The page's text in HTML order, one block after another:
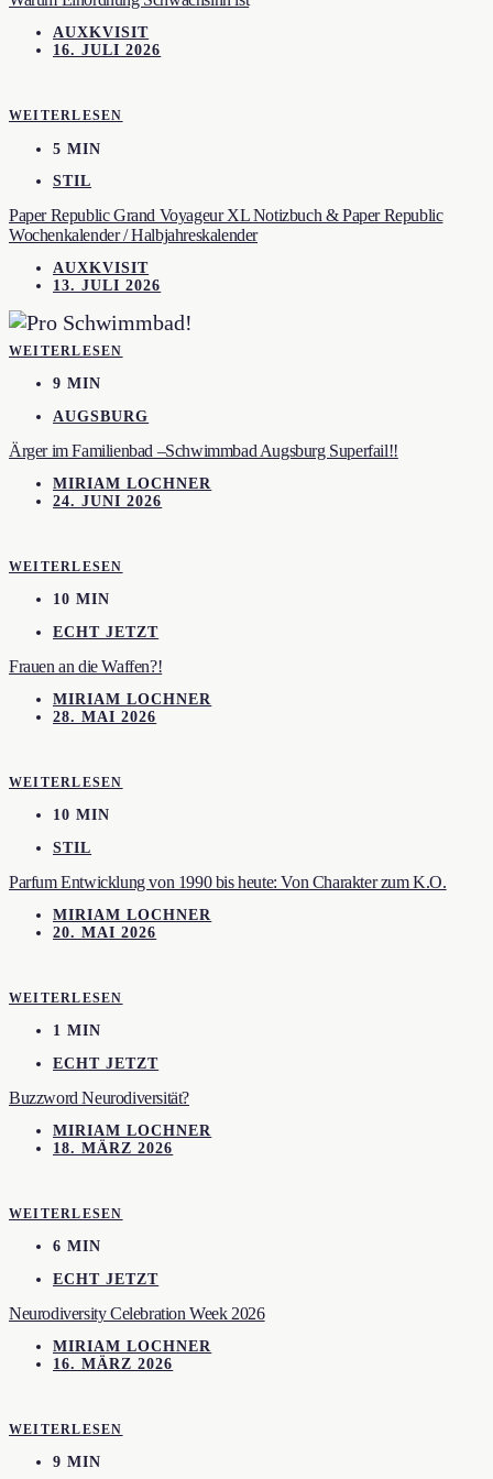
AUXKVISIT
16. JULI 2026
WEITERLESEN
5 MIN
STIL
Paper Republic Grand Voyageur XL Notizbuch & Paper Republic
Wochenkalender / Halbjahreskalender
AUXKVISIT
13. JULI 2026
WEITERLESEN
9 MIN
AUGSBURG
Ärger im Familienbad –Schwimmbad Augsburg Superfail!!
MIRIAM LOCHNER
24. JUNI 2026
WEITERLESEN
10 MIN
ECHT JETZT
Frauen an die Waffen?!
MIRIAM LOCHNER
28. MAI 2026
WEITERLESEN
10 MIN
STIL
Parfum Entwicklung von 1990 bis heute: Von Charakter zum K.O.
MIRIAM LOCHNER
20. MAI 2026
WEITERLESEN
1 MIN
ECHT JETZT
Buzzword Neurodiversität?
MIRIAM LOCHNER
18. MÄRZ 2026
WEITERLESEN
6 MIN
ECHT JETZT
Neurodiversity Celebration Week 2026
MIRIAM LOCHNER
16. MÄRZ 2026
WEITERLESEN
9 MIN